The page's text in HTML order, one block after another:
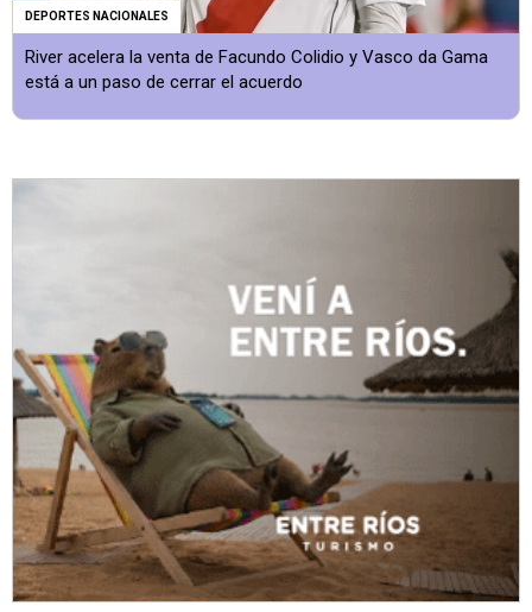
DEPORTES NACIONALES
River acelera la venta de Facundo Colidio y Vasco da Gama
está a un paso de cerrar el acuerdo